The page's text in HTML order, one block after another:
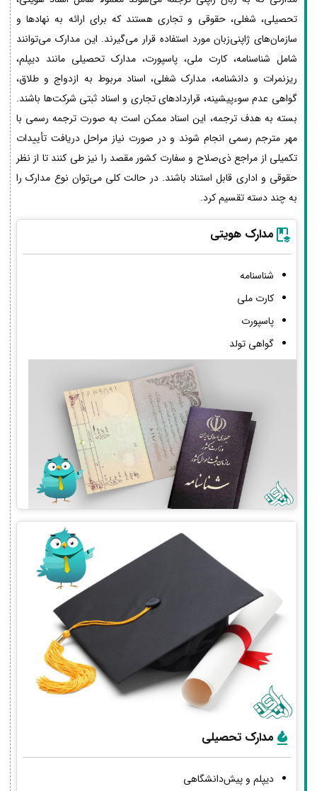
تحصیلی، شغلی، حقوقی و تجاری هستند که برای ارائه به نهادها و
سازمان‌های ژاپنی‌زبان مورد استفاده قرار می‌گیرند. این مدارک می‌توانند
شامل شناسنامه، کارت ملی، پاسپورت، مدارک تحصیلی مانند دیپلم،
ریزنمرات و دانشنامه، مدارک شغلی، اسناد مربوط به ازدواج و طلاق،
گواهی عدم سوءپیشینه، قراردادهای تجاری و اسناد ثبتی شرکت‌ها باشند.
بسته به هدف ترجمه، این اسناد ممکن است به صورت ترجمه رسمی با
مهر مترجم رسمی انجام شوند و در صورت نیاز مراحل دریافت تأییدات
تکمیلی از مراجع ذی‌صلاح و سفارت کشور مقصد را نیز طی کنند تا از نظر
حقوقی و اداری قابل استناد باشند. در حالت کلی می‌توان نوع مدارک را
به چند دسته تقسیم کرد.
مدارک هویتی
شناسنامه
کارت ملی
پاسپورت
گواهی تولد
مدارک تحصیلی
دیپلم و پیش‌دانشگاهی